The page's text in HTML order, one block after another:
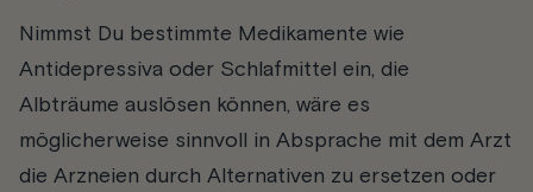
Nimmst Du bestimmte Medikamente wie
Antidepressiva oder Schlafmittel ein, die
Albträume auslösen können, wäre es
möglicherweise sinnvoll in Absprache mit dem Arzt
die Arzneien durch Alternativen zu ersetzen oder